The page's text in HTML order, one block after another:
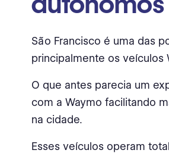
São Francisco é uma das
principalmente os veículos
O que antes parecia um
com a Waymo facilitando
na cidade.
Esses veículos operam